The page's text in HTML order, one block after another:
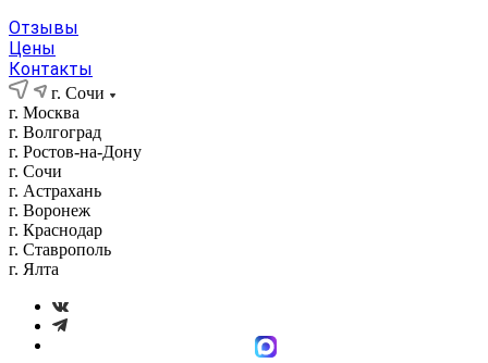
Отзывы
Цены
Контакты
г. Сочи
г. Москва
г. Волгоград
г. Ростов-на-Дону
г. Сочи
г. Астрахань
г. Воронеж
г. Краснодар
г. Ставрополь
г. Ялта